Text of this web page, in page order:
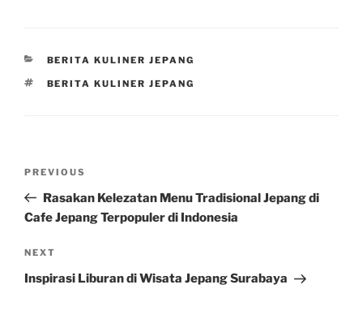
CATEGORIES
BERITA KULINER JEPANG
TAGS
BERITA KULINER JEPANG
Previous
Post
PREVIOUS
Rasakan Kelezatan Menu Tradisional Jepang di
Cafe Jepang Terpopuler di Indonesia
Next
Post
NEXT
Inspirasi Liburan di Wisata Jepang Surabaya